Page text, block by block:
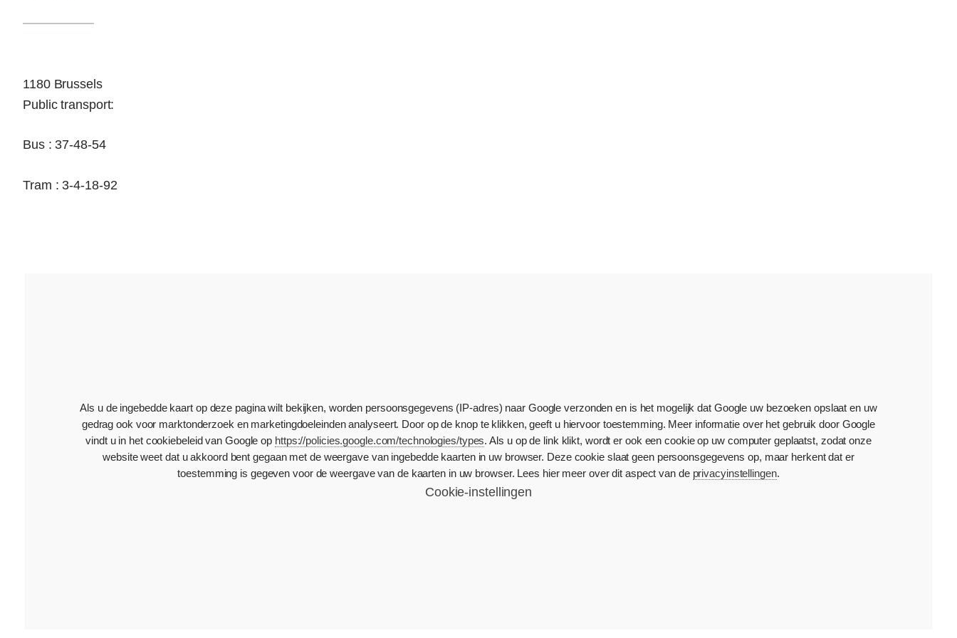
1180 Brussels
Public transport:
Bus : 37-48-54
Tram : 3-4-18-92
Als u de ingebedde kaart op deze pagina wilt bekijken, worden persoonsgegevens (IP-adres) naar Google verzonden en is het mogelijk dat Google uw bezoeken opslaat en uw
gedrag ook voor marktonderzoek en marketingdoeleinden analyseert. Door op de knop te klikken, geeft u hiervoor toestemming. Meer informatie over het gebruik door Google
vindt u in het cookiebeleid van Google op https://policies.google.com/technologies/types. Als u op de link klikt, wordt er ook een cookie op uw computer geplaatst, zodat onze
website weet dat u akkoord bent gegaan met de weergave van ingebedde kaarten in uw browser. Deze cookie slaat geen persoonsgegevens op, maar herkent dat er
toestemming is gegeven voor de weergave van de kaarten in uw browser. Lees hier meer over dit aspect van de privacyinstellingen.
Cookie-instellingen